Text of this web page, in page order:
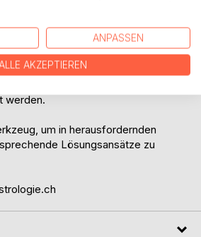
detailreich das unsichtbare Skript
als ein Schwingungsmuster des
persönliche Erfahrungsfelder in
betrachtet und die
werden.
um in herausfordernden
Lösungsansätze zu
ANPASSEN
ALLE AKZEPTIEREN